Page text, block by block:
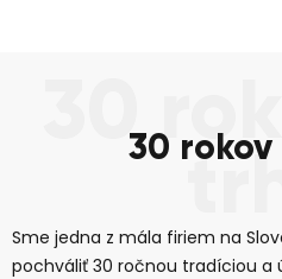
30
30
Sme jedna z mála firiem na
pochváliť 30 ročnou tradíciou a